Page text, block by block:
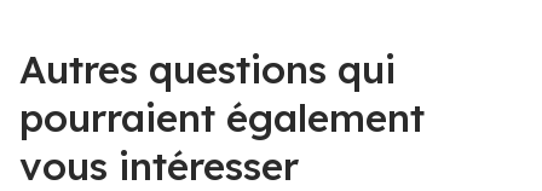
Autres questions qui
pourraient également
vous intéresser